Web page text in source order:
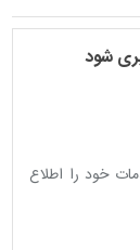
شود
خود را اطلاع